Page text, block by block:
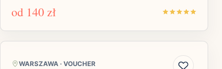
od 140 zł
WARSZAWA · VOUCHER